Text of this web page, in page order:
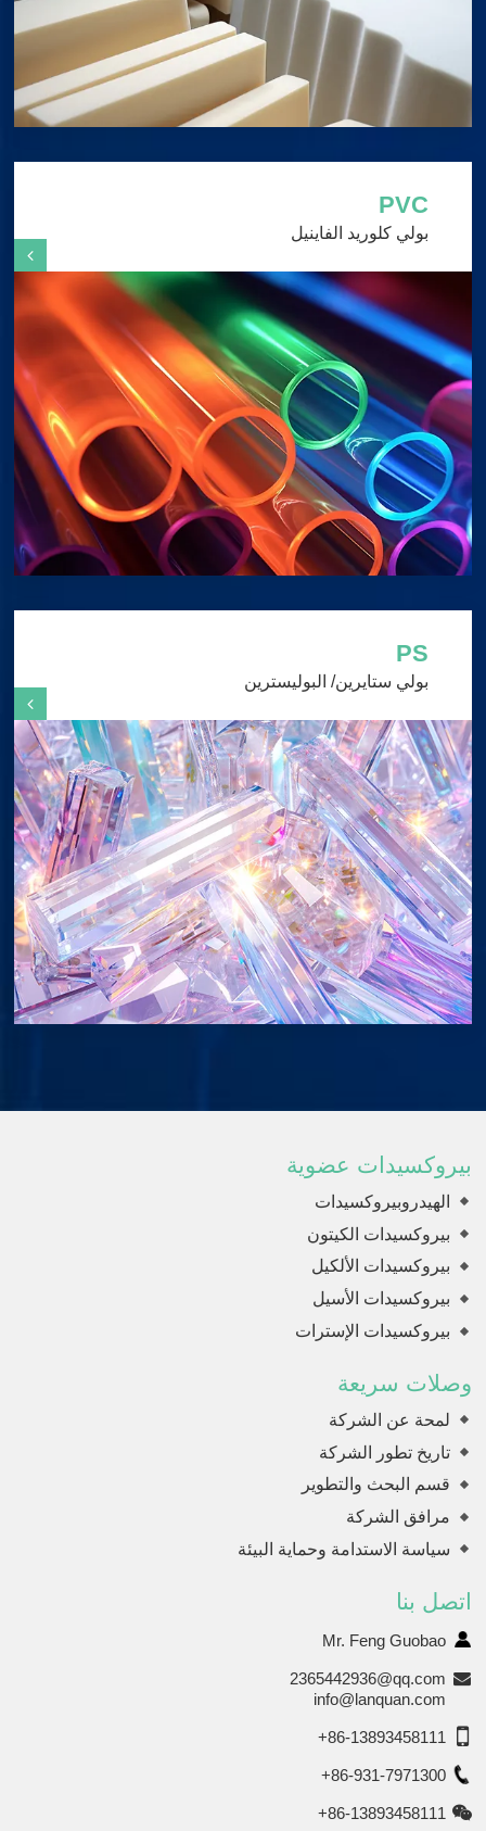
PVC
بولي كلوريد الفاينيل
PS
بولي ستايرين/ البوليسترين
بيروكسيدات عضوية
الهيدروبيروكسيدات
بيروكسيدات الكيتون
بيروكسيدات الألكيل
بيروكسيدات الأسيل
بيروكسيدات الإسترات
وصلات سريعة
لمحة عن الشركة
تاريخ تطور الشركة
قسم البحث والتطوير
مرافق الشركة
سياسة الاستدامة وحماية البيئة
اتصل بنا
Mr. Feng Guobao
2365442936@qq.com
info@lanquan.com
+86-13893458111
+86-931-7971300
+86-13893458111